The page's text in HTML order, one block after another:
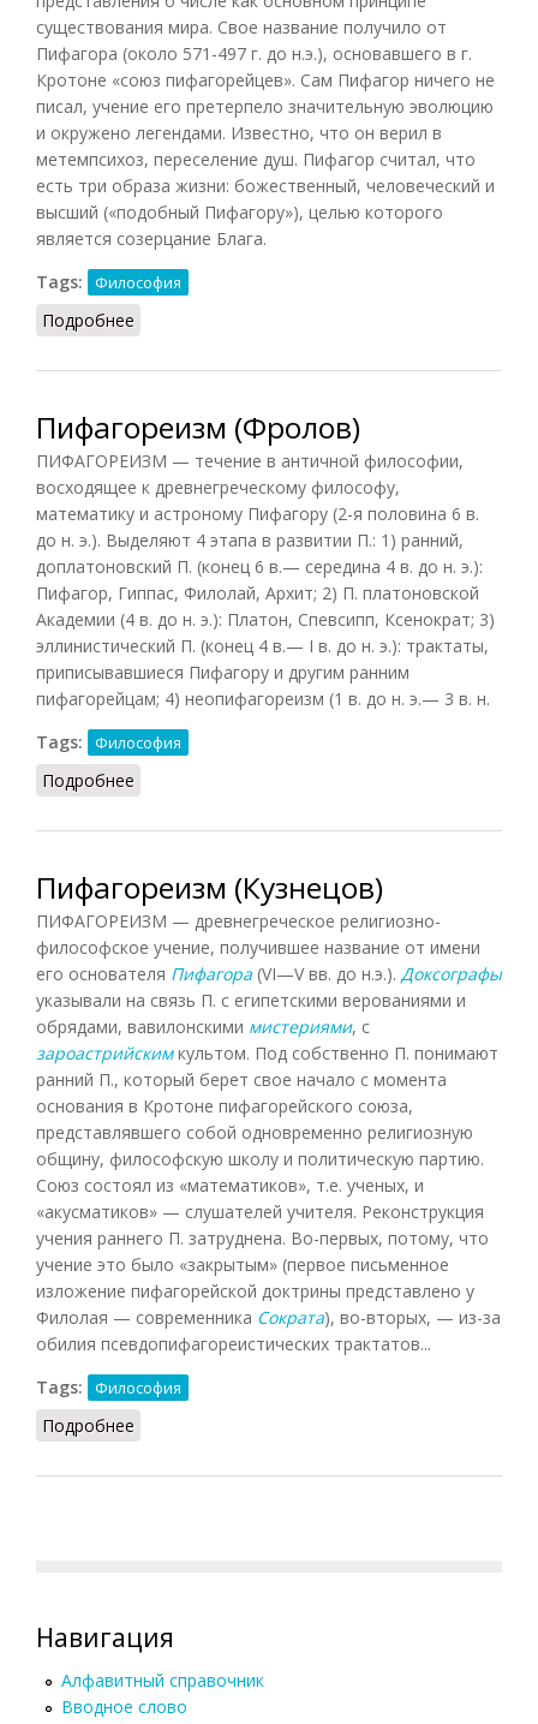
существования мира. Свое название получило от
Пифагора (около 571-497 г. до н.э.), основавшего в г.
Кротоне «союз пифагорейцев». Сам Пифагор ничего не
писал, учение его претерпело значительную эволюцию
и окружено легендами. Известно, что он верил в
метемпсихоз, переселение душ. Пифагор считал, что
есть три образа жизни: божественный, человеческий и
высший («подобный Пифагору»), целью которого
является созерцание Блага.
Tags:
Философия
Подробнее
Пифагореизм (Фролов)
ПИФАГОРЕИЗМ — течение в античной философии,
восходящее к древнегреческому философу,
математику и астроному Пифагору (2-я половина 6 в.
до н. э.). Выделяют 4 этапа в развитии П.: 1) ранний,
доплатоновский П. (конец 6 в.— середина 4 в. до н. э.):
Пифагор, Гиппас, Филолай, Архит; 2) П. платоновской
Академии (4 в. до н. э.): Платон, Спевсипп, Ксенократ; 3)
эллинистический П. (конец 4 в.— I в. до н. э.): трактаты,
приписывавшиеся Пифагору и другим ранним
пифагорейцам; 4) неопифагореизм (1 в. до н. э.— 3 в. н.
Tags:
Философия
Подробнее
Пифагореизм (Кузнецов)
ПИФАГОРЕИЗМ — древнегреческое религиозно-
философское учение, получившее название от имени
его основателя Пифагора (VI—V вв. до н.э.). Доксографы
указывали на связь П. с египетскими верованиями и
обрядами, вавилонскими мистериями, с
зароастрийскимкультом. Под собственно П. понимают
ранний П., который берет свое начало с момента
основания в Кротоне пифагорейского союза,
представлявшего собой одновременно религиозную
общину, философскую школу и политическую партию.
Союз состоял из «математиков», т.е. ученых, и
«акусматиков» — слушателей учителя. Реконструкция
учения раннего П. затруднена. Во-первых, потому, что
учение это было «закрытым» (первое письменное
изложение пифагорейской доктрины представлено у
Филолая — современника Сократа), во-вторых, — из-за
обилия псевдопифагореистических трактатов...
Tags:
Философия
Подробнее
Навигация
Алфавитный справочник
Вводное слово